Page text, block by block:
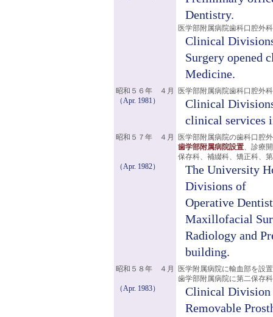
Dentistry.
医学部附属病院歯科口腔外
Clinical
Surgery opened
Medicine.
昭和５６年 ４月
（Apr. 1981）
医学部附属病院歯科口腔外
Clinical
clinical services
昭和５７年 ４月
（Apr. 1982）
医学部附属病院の歯科口腔
歯学部附属病院設置、診療
保存科、補綴科、矯正科、
The University
Divisions of
Operative
Maxillofacial
Radiology and
building.
昭和５８年 ４月
（Apr. 1983）
医学附属病院に輸血部を設
歯学部附属病院に第二保存
Clinical Division
Removable